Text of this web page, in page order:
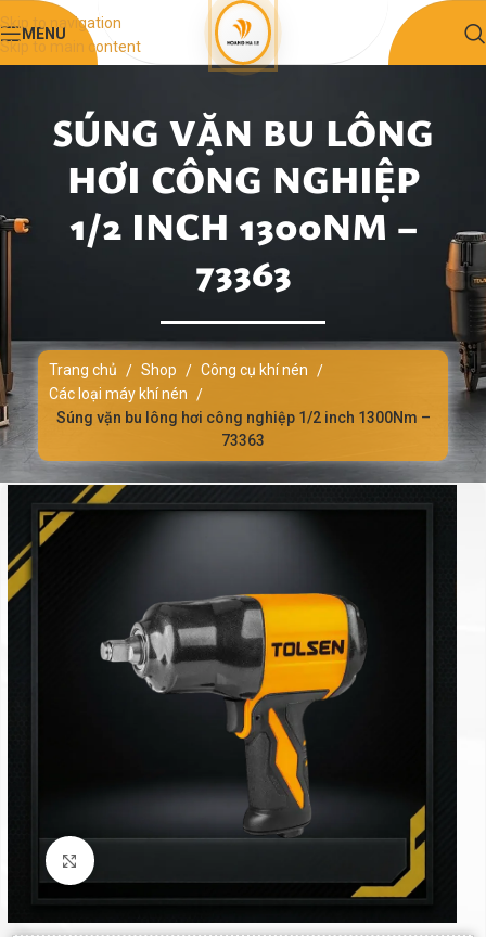
Skip to navigation
Skip to main content
MENU
SÚNG VẶN BU LÔNG
HƠI CÔNG NGHIỆP
1/2 INCH 1300NM –
73363
Trang chủ / Shop / Công cụ khí nén /
Các loại máy khí nén /
Súng vặn bu lông hơi công nghiệp 1/2 inch 1300Nm –
73363
Click to enlarge